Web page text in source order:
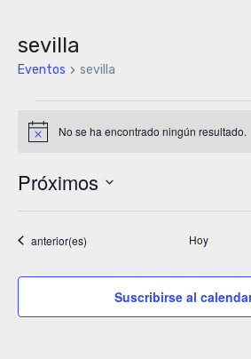
sevilla
Eventos sevilla
Eventos
Aviso No se ha encontrado ningún resultado.
Próximos
Selecciona
la Eventos
anterior(es) Hoy
Suscribirse al